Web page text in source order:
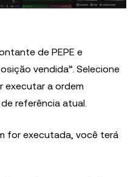
de PEPE e
vendida”. Selecione
executar a ordem
referência atual.
for executada, você terá